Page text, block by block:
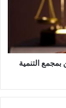
التنمية